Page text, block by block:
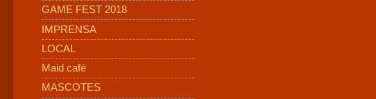
GAME FEST 2018
IMPRENSA
LOCAL
Maid café
MASCOTES